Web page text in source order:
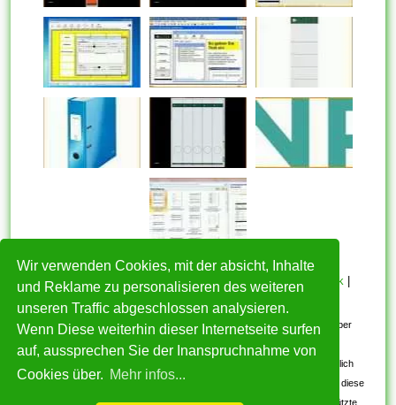
Wir verwenden Cookies, mit der absicht, Inhalte
und Reklame zu personalisieren des weiteren
unseren Traffic abgeschlossen analysieren.
Wenn Diese weiterhin dieser Internetseite surfen
auf, aussprechen Sie der Inanspruchnahme von
Cookies über. Mehr infos...
HOME Datenschutzerklärung |Cookie Politik |
Copyright
Nutzungsbedingungen
Alle eingereichten Inhalte bleiben dem ursprünglichen Copyright-Inhaber
urheberrechtlich geschützt. Bitte beachten Sie: Bilder sind für den
persönlichen, nicht-kommerziellen Gebrauch. Wenn Sie urheberrechtlich
geschützte Bilder gefunden haben, wenden Sie sich an uns. Wir werden diese
umgehend entfernen. Wir beabsichtigen nicht, urheberrechtlich geschützte